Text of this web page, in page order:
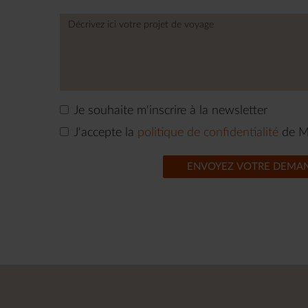
Je souhaite m'inscrire à la newsletter
J'accepte la politique de confidentialité de
ENVOYEZ VOTRE